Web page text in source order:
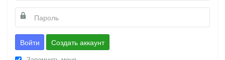
Войти Создать аккаунт